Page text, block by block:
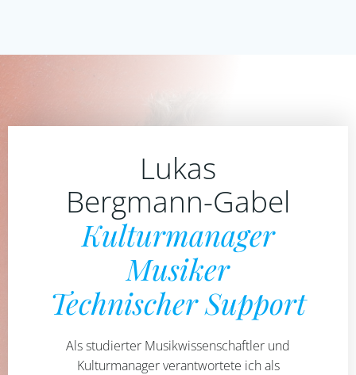
Lukas
Bergmann-Gabel
Kulturmanager
Musiker
Technischer Support
Als studierter Musikwissenschaftler und
Kulturmanager verantwortete ich als